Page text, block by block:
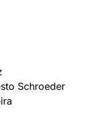
Schroeder